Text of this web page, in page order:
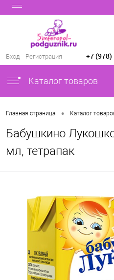
Вход Регистрация +7
Каталог товаров
Главная страница • Каталог
Бабушкино
мл, тетрапак